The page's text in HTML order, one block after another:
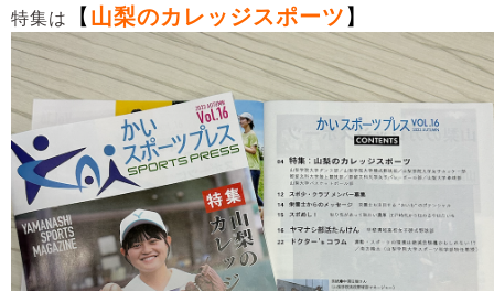
特集は 【 山梨のカレッジスポーツ 】